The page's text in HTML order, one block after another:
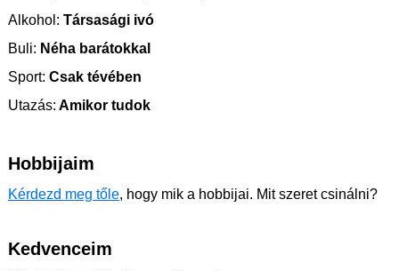
Alkohol: Társasági ivó
Buli: Néha barátokkal
Sport: Csak tévében
Utazás: Amikor tudok
Hobbijaim
Kérdezd meg tőle, hogy mik a hobbijai. Mit szeret csinálni?
Kedvenceim